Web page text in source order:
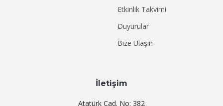
Etkinlik Takvimi
Duyurular
Bize Ulaşın
İletişim
Atatürk Cad. No: 382